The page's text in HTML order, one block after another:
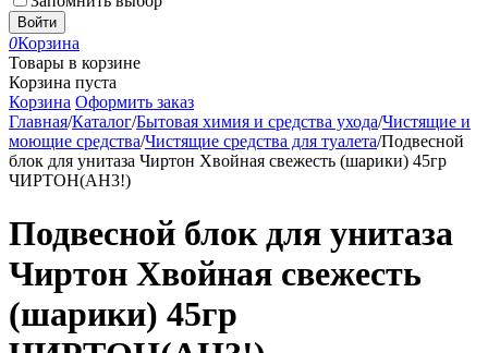
Войти
0Корзина
Товары в корзине
Корзина пуста
Корзина Оформить заказ
Главная/Каталог/Бытовая химия и средства ухода/Чистящие и
моющие средства/Чистящие средства для туалета/Подвесной
блок для унитаза Чиртон Хвойная свежесть (шарики) 45гр
ЧИРТОН(АН3!)
Подвесной блок для унитаза
Чиртон Хвойная свежесть
(шарики) 45гр